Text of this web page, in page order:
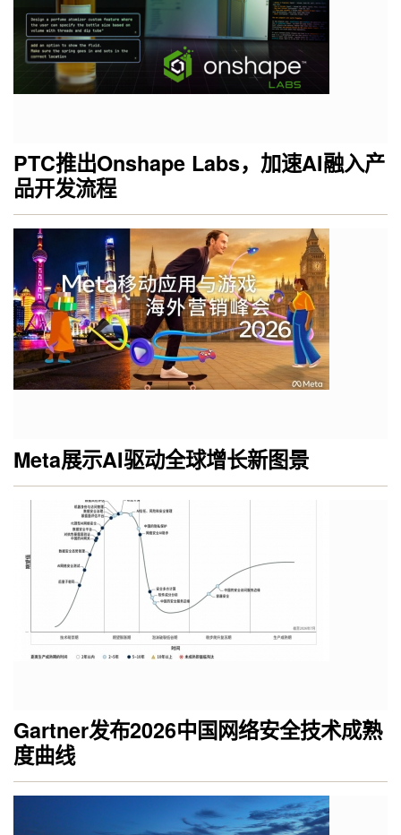
PTC推出Onshape Labs，加速AI融入产
品开发流程
Meta展示AI驱动全球增长新图景
Gartner发布2026中国网络安全技术成熟
度曲线